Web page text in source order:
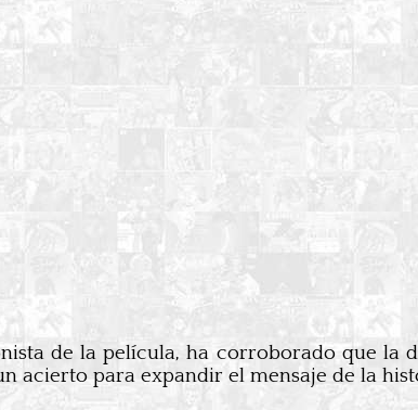
de la película, ha corroborado que la
acierto para expandir el mensaje de la